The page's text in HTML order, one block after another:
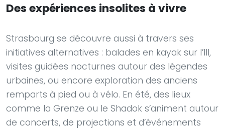
Des expériences insolites à vivre
Strasbourg se découvre aussi à travers ses
initiatives alternatives : balades en kayak sur l’Ill,
visites guidées nocturnes autour des légendes
urbaines, ou encore exploration des anciens
remparts à pied ou à vélo. En été, des lieux
comme la Grenze ou le Shadok s’animent autour
de concerts, de projections et d’événements